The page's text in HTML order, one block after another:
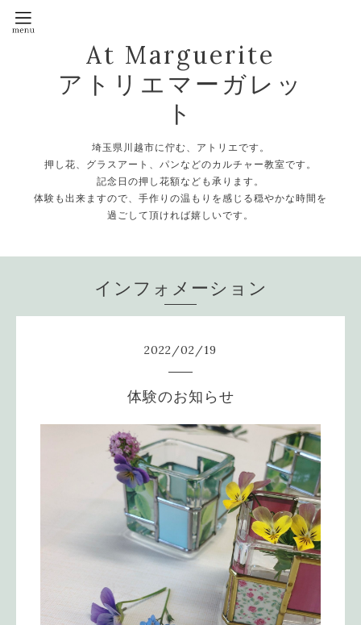
At Marguerite
アトリエマーガレッ
ト
埼玉県川越市に佇む、アトリエです。
押し花、グラスアート、パンなどのカルチャー教室です。
記念日の押し花額なども承ります。
体験も出来ますので、手作りの温もりを感じる穏やかな時間を
過ごして頂ければ嬉しいです。
インフォメーション
2022/02/19
体験のお知らせ